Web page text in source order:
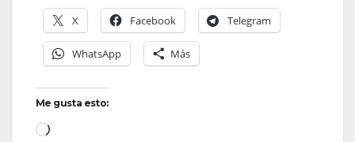
X Facebook Telegram
WhatsApp Más
Me gusta esto:
Cargando...